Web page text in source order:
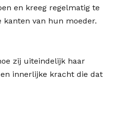
en kreeg regelmatig te
van hun moeder.
zij uiteindelijk haar
innerlijke kracht die dat